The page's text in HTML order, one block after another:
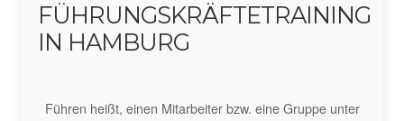
FÜHRUNGSKRÄFTETRAINING
IN HAMBURG
Führen heißt, einen Mitarbeiter bzw. eine Gruppe unter